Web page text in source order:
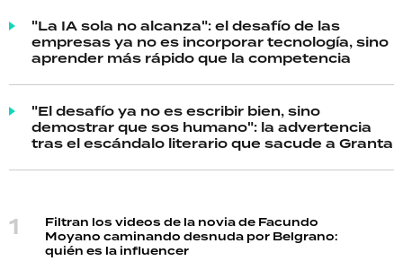
"La IA sola no alcanza": el desafío de las
empresas ya no es incorporar tecnología, sino
aprender más rápido que la competencia
"El desafío ya no es escribir bien, sino
demostrar que sos humano": la advertencia
tras el escándalo literario que sacude a Granta
Filtran los videos de la novia de Facundo
Moyano caminando desnuda por Belgrano:
quién es la influencer